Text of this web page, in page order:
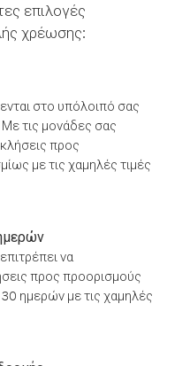
επιλογές
χρέωσης:
στο υπόλοιπό σας
τις μονάδες σας
προς
με τις χαμηλές τιμές
να
προς προορισμούς
30 ημερών με τις χαμηλές